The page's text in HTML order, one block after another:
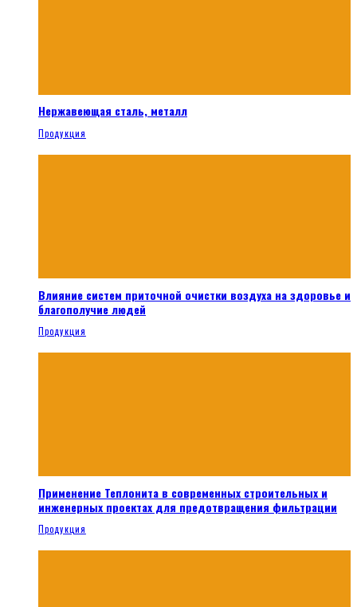
Нержавеющая сталь, металл
Продукция
Влияние систем приточной очистки воздуха на здоровье и
благополучие людей
Продукция
Применение Теплонита в современных строительных и
инженерных проектах для предотвращения фильтрации
Продукция